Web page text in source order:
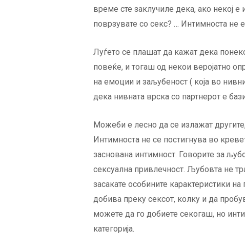
време сте заклучиле дека, ако некој
поврзувате со секс? … Интимноста не
Луѓето се плашат да кажат дека
повеќе, и тогаш од некои веројатно
на емоции и заљубеност ( која во
дека нивната врска со партнерот е
Можеби е лесно да се излажат
Интимноста не се постигнува во
заснована интимност. Говорите за
сексуална привлечност. Љубовта не
засакате особините карактеристики
добива преку сексот, колку и да
можете да го добиете секогаш, но
категорија.